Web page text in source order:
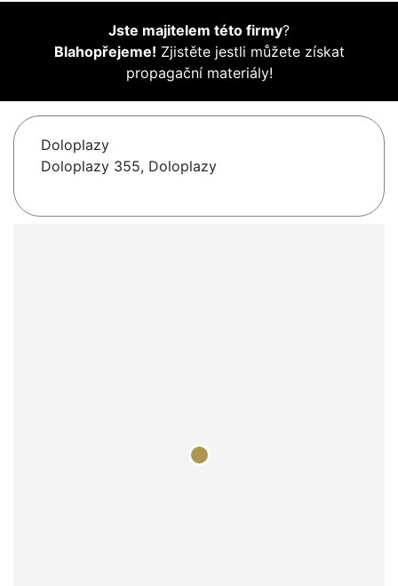
Jste majitelem této firmy?
Blahopřejeme! Zjistěte jestli můžete získat
propagační materiály!
Doloplazy
Doloplazy 355, Doloplazy